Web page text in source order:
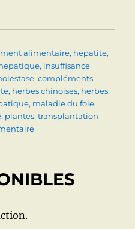
alimentaire, hepatite,
, insuffisance
,compléments
, herbes chinoises, herbes
, maladie du foie,
, plantes,transplantation
sur
et